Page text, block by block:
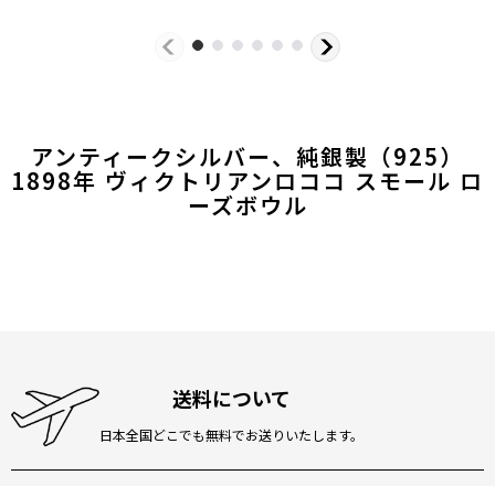
アンティークシルバー、純銀製（925）
1898年 ヴィクトリアンロココ スモール ロ
ーズボウル
送料について
日本全国どこでも無料でお送りいたします。